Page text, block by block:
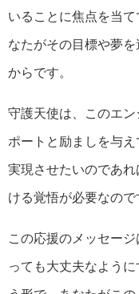
いることに焦点を当
なたがその目標や夢
からです。
守護天使は、このエ
ポートと励ましを与
実現させたいのであ
ける覚悟が必要なので
この応援のメッセー
っても大丈夫なよう